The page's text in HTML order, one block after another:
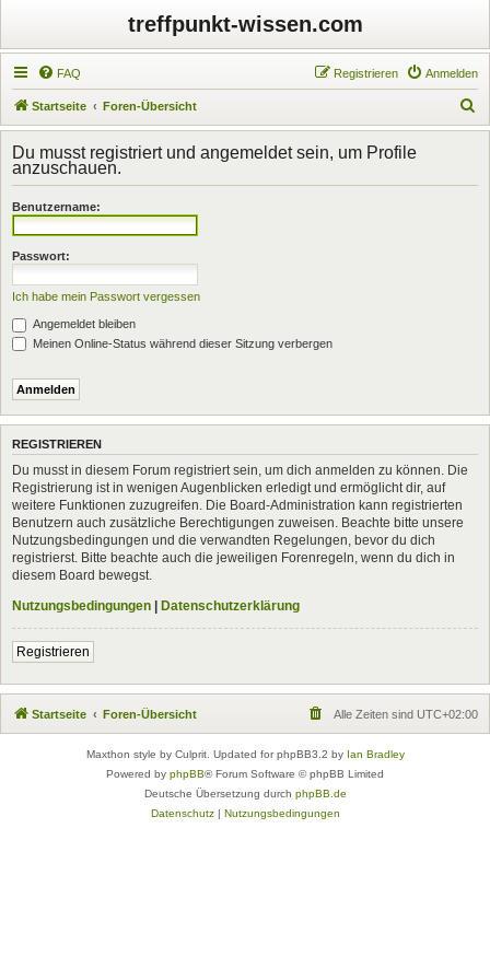
treffpunkt-wissen.com
FAQ Anmelden
Registrieren
Startseite Foren-Übersicht
u
h
Du musst registriert und angemeldet sein, um Profile
anzuschauen.
Benutzername:
Passwort:
Ich habe mein Passwort vergessen
Angemeldet bleiben
Meinen Online-Status während dieser Sitzung verbergen
REGISTRIEREN
Du musst in diesem Forum registriert sein, um dich anmelden zu können. Die
Registrierung ist in wenigen Augenblicken erledigt und ermöglicht dir, auf
weitere Funktionen zuzugreifen. Die Board-Administration kann registrierten
Benutzern auch zusätzliche Berechtigungen zuweisen. Beachte bitte unsere
Nutzungsbedingungen und die verwandten Regelungen, bevor du dich
registrierst. Bitte beachte auch die jeweiligen Forenregeln, wenn du dich in
diesem Board bewegst.
Nutzungsbedingungen | Datenschutzerklärung
Registrieren
Startseite Foren-Übersicht Alle Zeiten sind UTC+02:00
Maxthon style by Culprit. Updated for phpBB3.2 by Ian Bradley
Powered by phpBB® Forum Software © phpBB Limited
Deutsche Übersetzung durch phpBB.de
Datenschutz| Nutzungsbedingungen